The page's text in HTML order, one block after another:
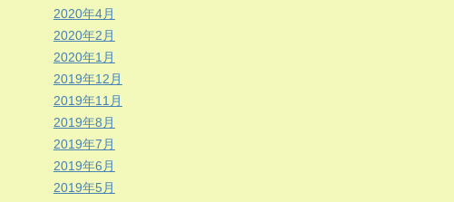
2020年4月
2020年2月
2020年1月
2019年12月
2019年11月
2019年8月
2019年7月
2019年6月
2019年5月